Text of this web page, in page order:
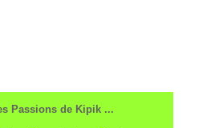
Passions de Kipik ...